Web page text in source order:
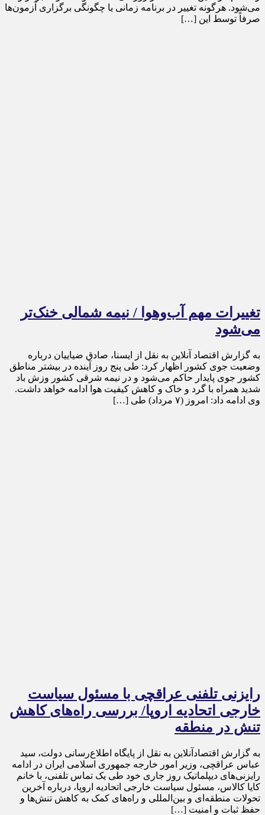
می‌شود. هرگونه تغییر در برنامه زمانی یا چگونگی برگزاری آزمون‌ها
صرفاً توسط این […]
تغییرات مهم آب‌وهوا / نیمه شمالی خنک‌تر
می‌شود
به گزارش اقتصاد آنلاین به نقل از ایسنا، صادق ضیاییان درباره
وضعیت جوی کشور اظهار کرد: طی پنج روز آینده در بیشتر مناطق
کشور جوی پایدار حاکم می‌شود و در نیمه شرقی کشور وزش باد
شدید همراه با گرد و خاک و کاهش کیفیت هوا ادامه خواهد داشت.
وی ادامه داد: امروز (۷ مرداد) طی […]
رایزنی تلفنی عراقچی با مسئول سیاست
خارجی اتحادیه اروپا/ بررسی راه‌های کاهش
تنش در منطقه
به گزارش اقتصادآنلاین به نقل از پایگاه اطلاع‌رسانی دولت، سید
عباس عراقچی، وزیر امور خارجه جمهوری اسلامی ایران در ادامه
رایزنی‌های دیپلماتیک روز جاری خود طی یک تماس تلفنی، با خانم
کایا کالاس، مسئول سیاست خارجی اتحادیه اروپا، درباره آخرین
تحولات منطقه‌ای و بین‌المللی و راه‌های کمک به کاهش تنش‌ها و
حفظ ثبات و امنیت […]